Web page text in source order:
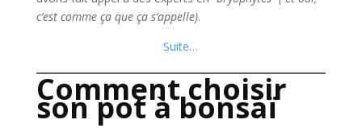
c’est comme ça que ça s’appelle).
Suite…
Comment choisir
son pot à bonsaï